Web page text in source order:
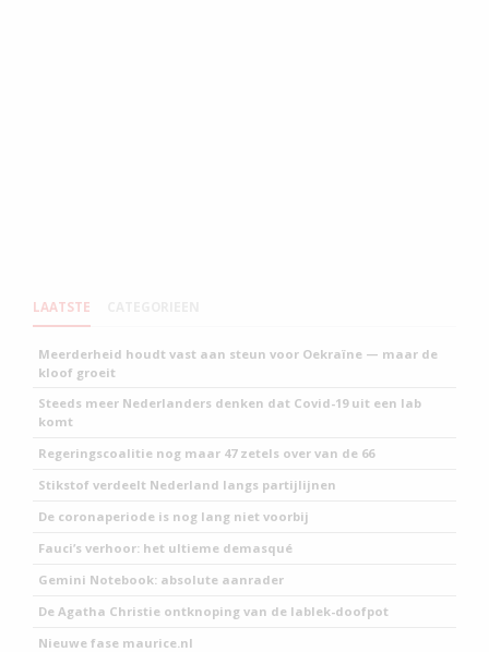
LAATSTE
Meerderheid houdt vast aan steun voor Oekraïne — maar de
kloof groeit
Steeds meer Nederlanders denken dat Covid-19 uit een lab
komt
Regeringscoalitie nog maar 47 zetels over van de 66
Stikstof verdeelt Nederland langs partijlijnen
De coronaperiode is nog lang niet voorbij
Fauci’s verhoor: het ultieme demasqué
Gemini Notebook: absolute aanrader
De Agatha Christie ontknoping van de lablek-doofpot
Nieuwe fase maurice.nl